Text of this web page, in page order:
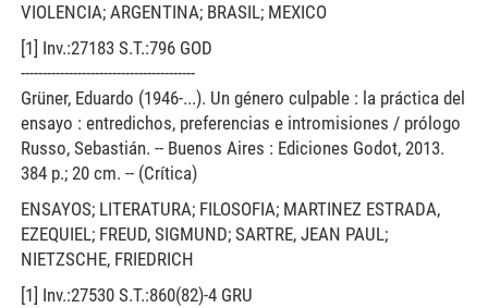
VIOLENCIA; ARGENTINA; BRASIL; MEXICO
[1] Inv.:27183 S.T.:796 GOD
----------------------------------------
Grüner, Eduardo (1946-...). Un género culpable : la práctica del
ensayo : entredichos, preferencias e intromisiones / prólogo
Russo, Sebastián. -- Buenos Aires : Ediciones Godot, 2013.
384 p.; 20 cm. -- (Crítica)
ENSAYOS; LITERATURA; FILOSOFIA; MARTINEZ ESTRADA,
EZEQUIEL; FREUD, SIGMUND; SARTRE, JEAN PAUL;
NIETZSCHE, FRIEDRICH
[1] Inv.:27530 S.T.:860(82)-4 GRU